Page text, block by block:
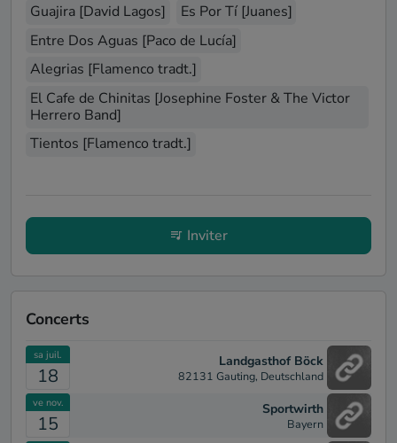
Guajira [David Lagos]
Es Por Tí [Juanes]
Entre Dos Aguas [Paco de Lucía]
Alegrias [Flamenco tradt.]
El Cafe de Chinitas [Josephine Foster & The Victor
Herrero Band]
Tientos [Flamenco tradt.]
Inviter
Concerts
sa juil.
18
Landgasthof Böck
82131 Gauting, Deutschland
ve nov.
15
Sportwirth
Bayern